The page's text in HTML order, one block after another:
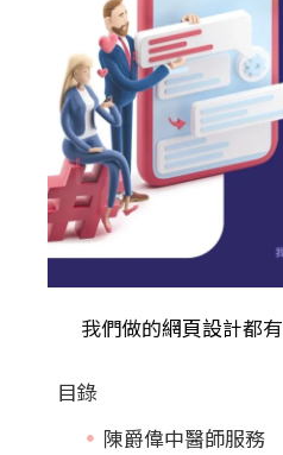
我們做的網頁設計都
目錄
陳爵偉中醫師服務